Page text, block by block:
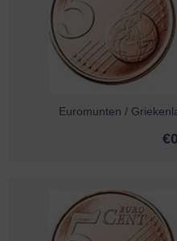
Euromunten /
€